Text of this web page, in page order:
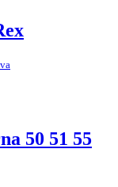
50 51 55